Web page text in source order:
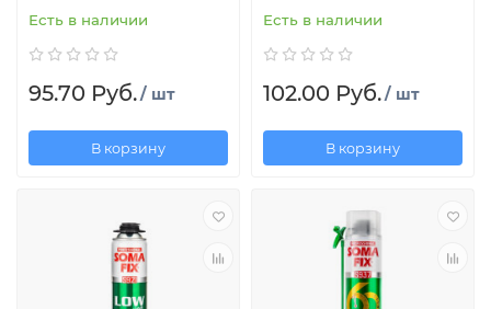
Есть в наличии
95.70 Руб./ шт
В корзину
Есть в наличии
102.00 Руб./ шт
В корзину